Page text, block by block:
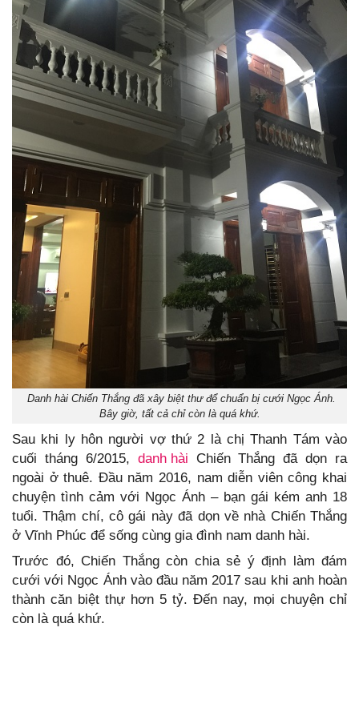
Danh hài Chiến Thắng đã xây biệt thư để chuẩn bị cưới Ngọc Ánh.
Bây giờ, tất cả chỉ còn là quá khứ.
Sau khi ly hôn người vợ thứ 2 là chị Thanh Tám vào
cuối tháng 6/2015, danh hài Chiến Thắng đã dọn ra
ngoài ở thuê. Đầu năm 2016, nam diễn viên công khai
chuyện tình cảm với Ngọc Ánh – bạn gái kém anh 18
tuổi. Thậm chí, cô gái này đã dọn về nhà Chiến Thắng
ở Vĩnh Phúc để sống cùng gia đình nam danh hài.
Trước đó, Chiến Thắng còn chia sẻ ý định làm đám
cưới với Ngọc Ánh vào đầu năm 2017 sau khi anh hoàn
thành căn biệt thự hơn 5 tỷ. Đến nay, mọi chuyện chỉ
còn là quá khứ.